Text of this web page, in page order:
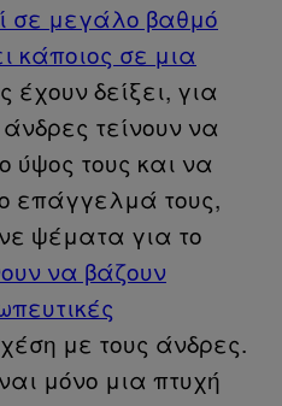
σε μεγάλο βαθμό
κάποιος σε μια
έχουν δείξει, για
τείνουν να
ύψος τους και να
επάγγελμά τους,
ψέματα για το
να βάζουν
με τους άνδρες.
μόνο μια πτυχή